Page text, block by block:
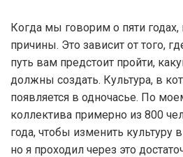
Когда мы говорим о пяти годах,
причины. Это зависит от того,
путь вам предстоит пройти,
должны создать. Культура, в
появляется в одночасье. По
коллектива примерно из 800
года, чтобы изменить культуру
но я проходил через это